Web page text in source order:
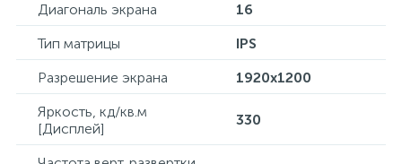
Диагональ экрана
16
Тип матрицы
IPS
Разрешение экрана
1920x1200
Яркость, кд/кв.м
[Дисплей]
330